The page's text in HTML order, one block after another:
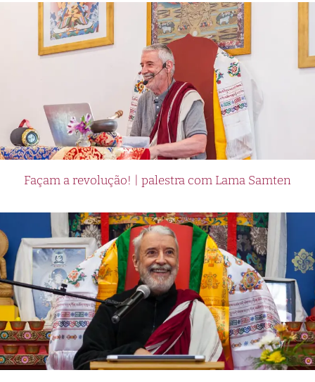
Façam a revolução! | palestra com Lama Samten